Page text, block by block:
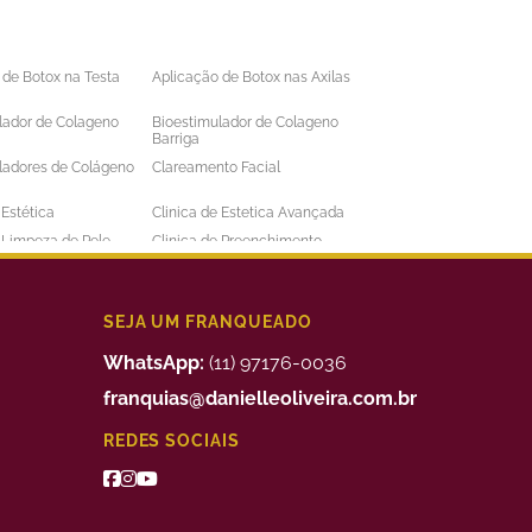
Botox na Testa
Aplicação de Botox nas Axilas
de Colageno
Bioestimulador de Colageno
Barriga
de Colágeno
Clareamento Facial
Clinica de Estetica Avançada
de Pele
Clinica de Preenchimento
Labial
Depilação a Laser Masculina
Preenchimento Facial Valor
Tratamento da Alopecia
de Bigode Chines
Tratamento de Celulite nas
SEJA UM FRANQUEADO
WhatsApp: (11) 97176-0036
franquias@danielleoliveira.com.br
REDES SOCIAIS